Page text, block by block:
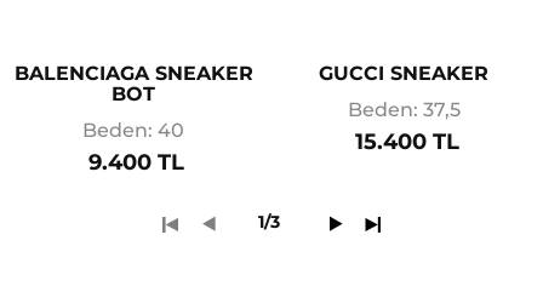
BALENCIAGA SNEAKER
BOT
Beden: 40
9.400 TL
GUCCI SNEAKER
Beden: 37,5
15.400 TL
1/3